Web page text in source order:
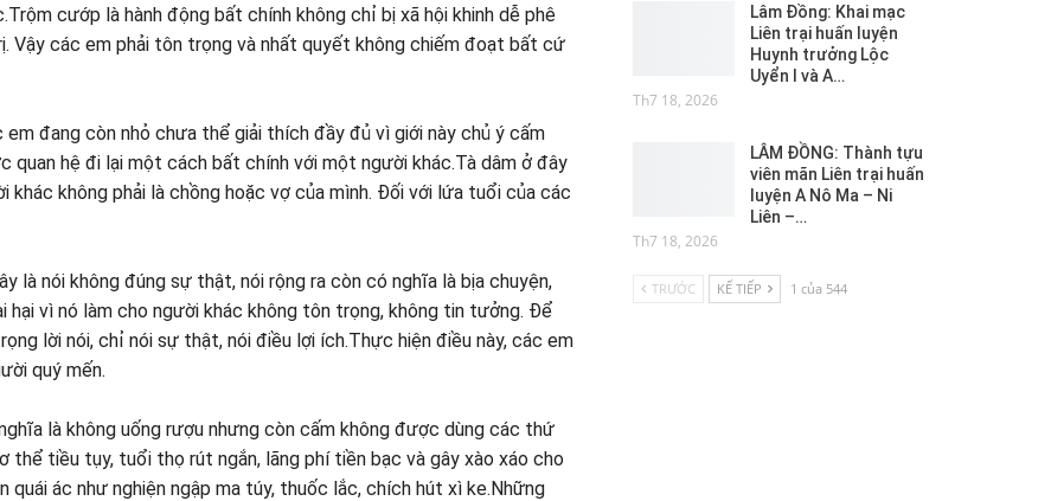
cướp là hành động bất chính không chỉ bị xã hội khinh dễ phê
Vậy các em phải tôn trọng và nhất quyết không chiếm đoạt bất cứ
em đang còn nhỏ chưa thể giải thích đầy đủ vì giới này chủ ý cấm
quan hệ đi lại một cách bất chính với một người khác.Tà dâm ở đây
không phải là chồng hoặc vợ của mình. Đối với lứa tuổi của các
là nói không đúng sự thật, nói rộng ra còn có nghĩa là bịa chuyện,
vì nó làm cho người khác không tôn trọng, không tin tưởng. Để
lời nói, chỉ nói sự thật, nói điều lợi ích.Thực hiện điều này, các em
quý mến.
là không uống rượu nhưng còn cấm không được dùng các thứ
thể tiều tụy, tuổi thọ rút ngắn, lãng phí tiền bạc và gây xào xáo cho
quái ác như nghiện ngập ma túy, thuốc lắc, chích hút xì ke.Những
Lâm Đồng: Khai mạc
Liên trại huấn luyện
Huynh trưởng Lộc
Uyển I và A…
Th7 18, 2026
LÂM ĐỒNG: Thành tựu
viên mãn Liên trại huấn
luyện A Nô Ma – Ni
Liên –…
Th7 18, 2026
TRƯỚC KẾ TIẾP 1 của 544